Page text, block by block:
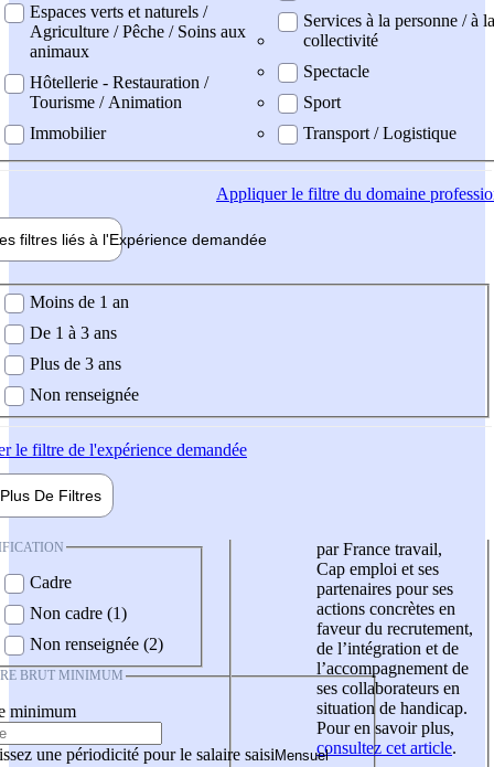
Espaces verts et naturels /
Agriculture / Pêche / Soins aux
animaux
Hôtellerie - Restauration /
Tourisme / Animation
Immobilier
Services à la personne / à la
collectivité
Spectacle
Sport
Transport / Logistique
Appliquerle filtre du domaine
filtres liés à l'Expérience demandée
demandée
Moins de 1 an
De 1 à 3 ans
Plus de 3 ans
Non renseignée
le filtre de l'expérience demandée
Plus De Filtres
Cadre
Non cadre (1)
Non renseignée (2)
BRUT MINIMUM
minimum
une périodicité pour le salaire saisi
par France travail,
Cap emploi et ses
partenaires pour ses
actions concrètes en
faveur du recrutement,
de l’intégration et de
l’accompagnement de
ses collaborateurs en
situation de handicap.
Pour en savoir plus,
consultez cet article.